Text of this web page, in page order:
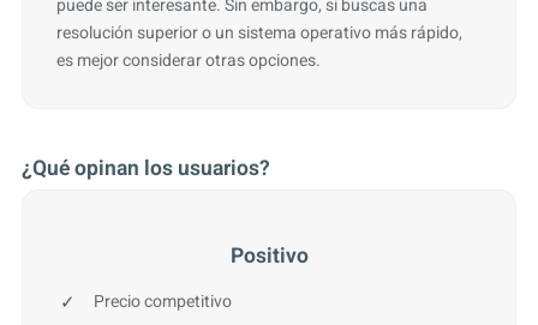
resolución superior o un sistema operativo más rápido,
es mejor considerar otras opciones.
¿Qué opinan los usuarios?
Positivo
Precio competitivo